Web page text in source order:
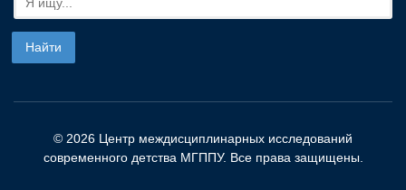
© 2026 Центр междисциплинарных исследований
современного детства МГППУ. Все права защищены.